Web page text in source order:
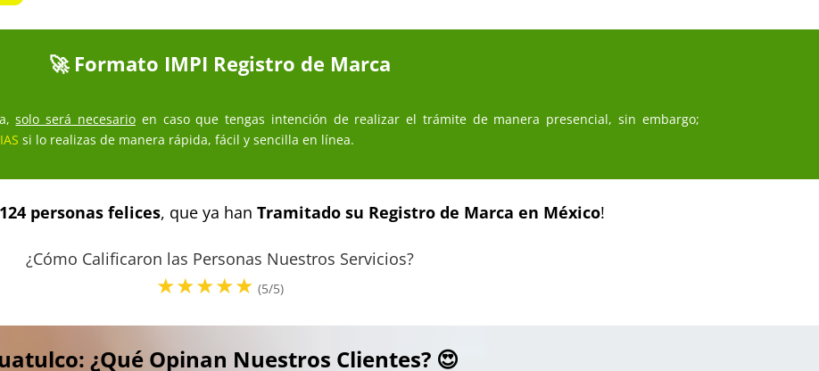
🚀 Formato IMPI Registro de Marca
solo será necesarioen caso que tengas intención de realizar el trámite de manera presencial, sin embargo;
si lo realizas de manera rápida, fácil y sencilla en línea.
personas felices, que ya han Tramitado su Registro de Marca en México!
¿Cómo Calificaron las Personas Nuestros Servicios?
(5/5)
¿Qué Opinan Nuestros Clientes? 😍